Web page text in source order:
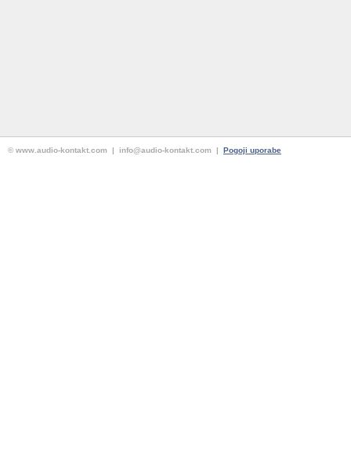
© www.audio-kontakt.com | info@audio-kontakt.com | Pogoji uporabe